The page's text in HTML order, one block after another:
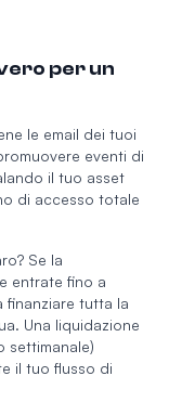
per un
le email dei tuoi
eventi di
il tuo asset
di accesso totale
Se la
entrate fino a
finanziare tutta la
Una liquidazione
settimanale)
il tuo flusso di